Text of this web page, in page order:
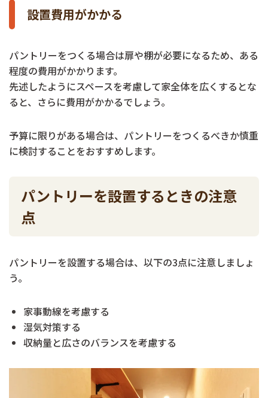
設置費用がかかる
パントリーをつくる場合は扉や棚が必要になるため、ある
程度の費用がかかります。
先述したようにスペースを考慮して家全体を広くするとな
ると、さらに費用がかかるでしょう。
予算に限りがある場合は、パントリーをつくるべきか慎重
に検討することをおすすめします。
パントリーを設置するときの注意
点
パントリーを設置する場合は、以下の3点に注意しましょ
う。
家事動線を考慮する
湿気対策する
収納量と広さのバランスを考慮する